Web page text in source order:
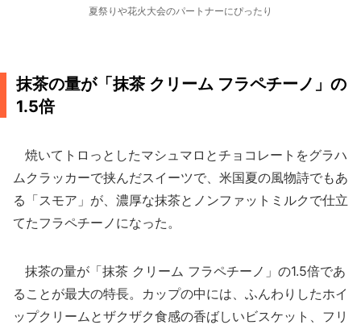
夏祭りや花火大会のパートナーにぴったり
抹茶の量が「抹茶 クリーム フラペチーノ」の
1.5倍
焼いてトロっとしたマシュマロとチョコレートをグラハ
ムクラッカーで挟んだスイーツで、米国夏の風物詩でもあ
る「スモア」が、濃厚な抹茶とノンファットミルクで仕立
てたフラペチーノになった。
抹茶の量が「抹茶 クリーム フラペチーノ」の1.5倍であ
ることが最大の特長。カップの中には、ふんわりしたホイ
ップクリームとザクザク食感の香ばしいビスケット、フリ